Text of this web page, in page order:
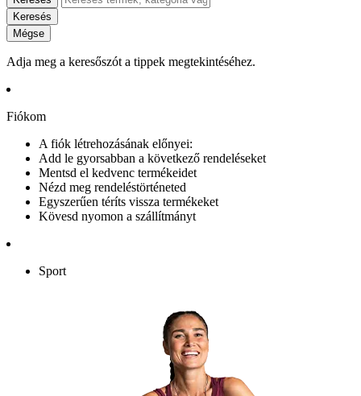
Keresés
Mégse
Adja meg a keresőszót a tippek megtekintéséhez.
Fiókom
A fiók létrehozásának előnyei:
Add le gyorsabban a következő rendeléseket
Mentsd el kedvenc termékeidet
Nézd meg rendeléstörténeted
Egyszerűen téríts vissza termékeket
Kövesd nyomon a szállítmányt
Sport